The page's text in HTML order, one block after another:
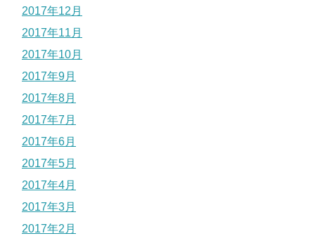
2017年12月
2017年11月
2017年10月
2017年9月
2017年8月
2017年7月
2017年6月
2017年5月
2017年4月
2017年3月
2017年2月